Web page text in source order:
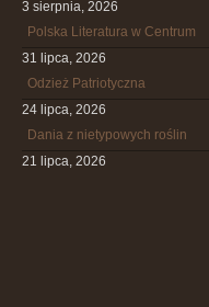
3 sierpnia, 2026
Polska Literatura w Centrum
31 lipca, 2026
Odzież Patriotyczna
24 lipca, 2026
Dania z nietypowych roślin
21 lipca, 2026